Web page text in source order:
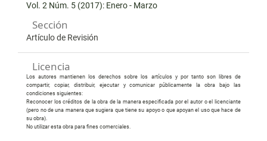
Vol. 2 Núm. 5 (2017): Enero - Marzo
Sección
Artículo de Revisión
Licencia
Los autores mantienen los derechos sobre los artículos y por tanto son libres de
compartir, copiar, distribuir, ejecutar y comunicar públicamente la obra bajo las
condiciones siguientes:
Reconocer los créditos de la obra de la manera especificada por el autor o el licenciante
(pero no de una manera que sugiera que tiene su apoyo o que apoyan el uso que hace de
su obra).
No utilizar esta obra para fines comerciales.